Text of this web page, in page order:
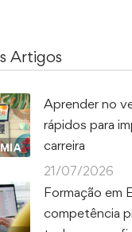
Artigos
Aprender no
rápidos para
carreira
21/07/2026
Formação em
competência